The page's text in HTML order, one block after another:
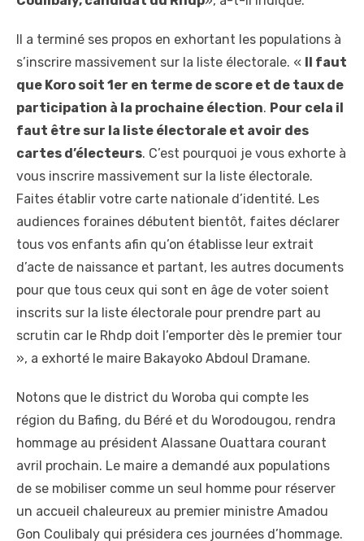
Il a terminé ses propos en exhortant les populations à
s’inscrire massivement sur la liste électorale. «
Il faut
que Koro soit 1er en terme de score et de taux de
participation à la prochaine élection. Pour cela il
faut être sur la liste électorale et avoir des
cartes d’électeurs. C’est pourquoi je vous exhorte à
vous inscrire massivement sur la liste électorale.
Faites établir votre carte nationale d’identité. Les
audiences foraines débutent bientôt, faites déclarer
tous vos enfants afin qu’on établisse leur extrait
d’acte de naissance et partant, les autres documents
pour que tous ceux qui sont en âge de voter soient
inscrits sur la liste électorale pour prendre part au
scrutin car le Rhdp doit l’emporter dès le premier tour
», a exhorté le maire Bakayoko Abdoul Dramane.
Notons que le district du Woroba qui compte les
région du Bafing, du Béré et du Worodougou, rendra
hommage au président Alassane Ouattara courant
avril prochain. Le maire a demandé aux populations
de se mobiliser comme un seul homme pour réserver
un accueil chaleureux au premier ministre Amadou
Gon Coulibaly qui présidera ces journées d’hommage.